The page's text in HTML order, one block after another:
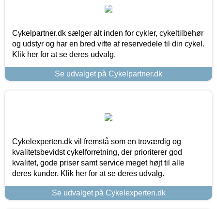
Cykelpartner.dk sælger alt inden for cykler, cykeltilbehør
og udstyr og har en bred vifte af reservedele til din cykel.
Klik her for at se deres udvalg.
Se udvalget på Cykelpartner.dk
Cykelexperten.dk vil fremstå som en troværdig og
kvalitetsbevidst cykelforretning, der prioriterer god
kvalitet, gode priser samt service meget højt til alle
deres kunder. Klik her for at se deres udvalg.
Se udvalget på Cykelexperten.dk